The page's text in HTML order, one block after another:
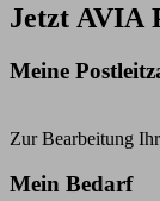
Jetzt AVIA
Meine
Zur Bearbeitung
Mein Bedarf